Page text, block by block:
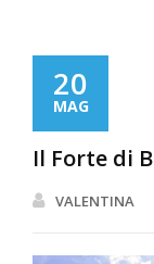
20
MAG
Il Forte di
VALENTINA